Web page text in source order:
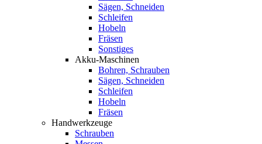
Sägen, Schneiden
Schleifen
Hobeln
Fräsen
Sonstiges
Akku-Maschinen
Bohren, Schrauben
Sägen, Schneiden
Schleifen
Hobeln
Fräsen
Handwerkzeuge
Schrauben